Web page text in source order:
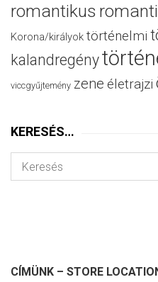
romantikus
Korona/királyok történelmi
kalandregény
viccgyűjtemény zene életrajzi
KERESÉS…
CÍMÜNK – STORE